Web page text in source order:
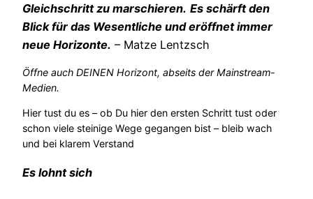
Gleichschritt zu marschieren. Es schärft den
Blick für das Wesentliche und eröffnet immer
neue Horizonte. – Matze Lentzsch
Öffne auch DEINEN Horizont, abseits der Mainstream-
Medien.
Hier tust du es – ob Du hier den ersten Schritt tust oder
schon viele steinige Wege gegangen bist – bleib wach
und bei klarem Verstand
Es lohnt sich